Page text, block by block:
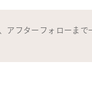
アフターフォローまで